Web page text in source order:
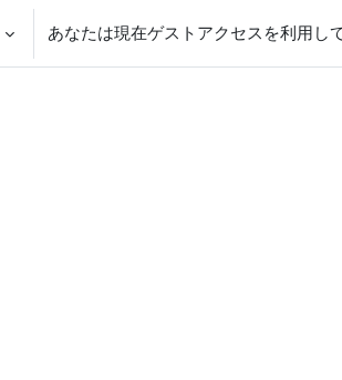
あなたは現在ゲストアクセスを利用し